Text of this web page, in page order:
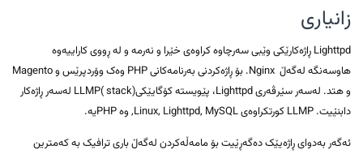
زانیاری
Lighttpd ڕاژەکارێکی وێبی سەرچاوە کراوەی خێرا و نەرمە و لە ڕووی کاراییەوە
هاوسەنگە لەگەڵ Nginx. بۆ ڕاژەکردنی بەرنامەکانی PHP وەک وۆردپرێس و Magento
و هتد. لەسەر سێرڤەری Lighttpd، پێویستە کۆگایێکی(stack )LLMP لەسەر ڕاژەکار
دابنێیت. LLMP کورتکراوەی Linux, Lighttpd, MySQL, وە PHPیە.
ئەگەر بەدوای ڕاژەیێک دەگەڕێیت بۆ مامەڵەکردن لەگەڵ باری ترافیک بە کەمترین